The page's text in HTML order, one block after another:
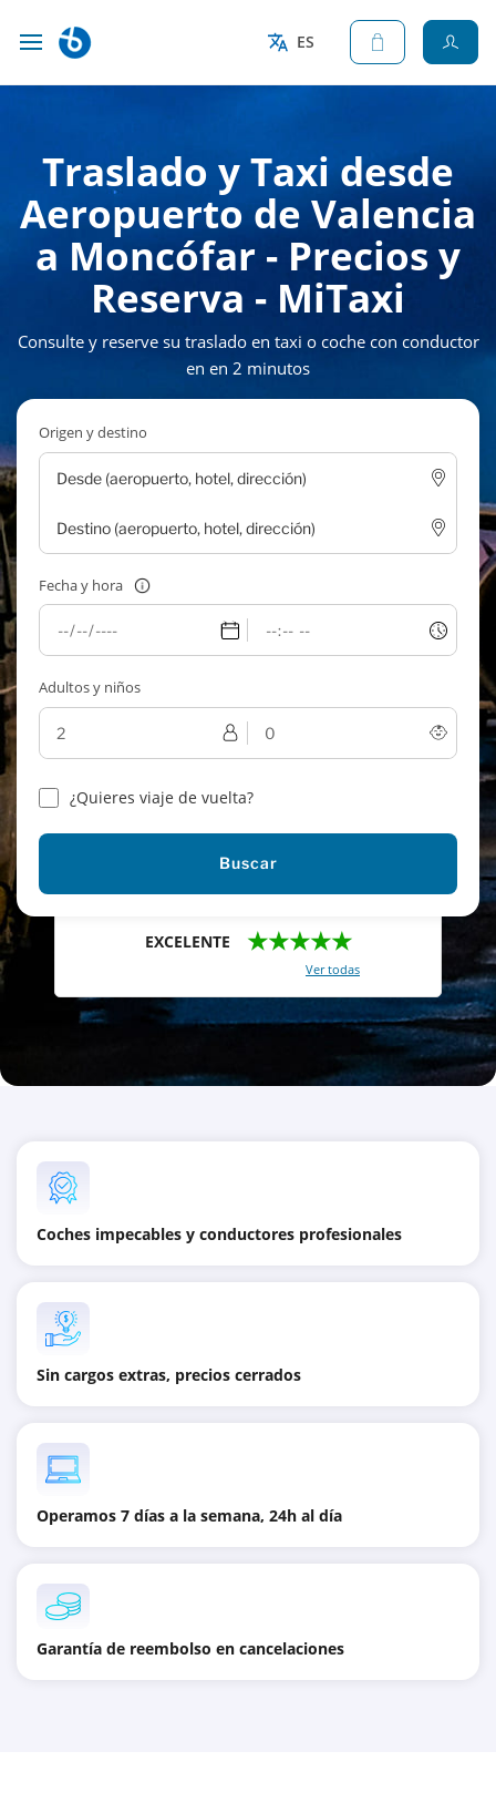
ES
Traslado y Taxi desde
Aeropuerto de Valencia
a Moncófar - Precios y
Reserva - MiTaxi
Consulte y reserve su traslado en taxi o coche con conductor
en en 2 minutos
Origen y destino
Fecha y hora
Adultos y niños
¿Quieres viaje de vuelta?
Buscar
EXCELENTE ★★★★★
Ver todas
Coches impecables y conductores profesionales
Sin cargos extras, precios cerrados
Operamos 7 días a la semana, 24h al día
Garantía de reembolso en cancelaciones